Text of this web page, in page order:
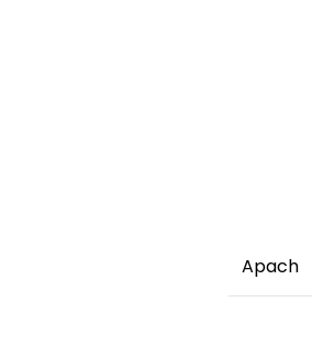
Apach